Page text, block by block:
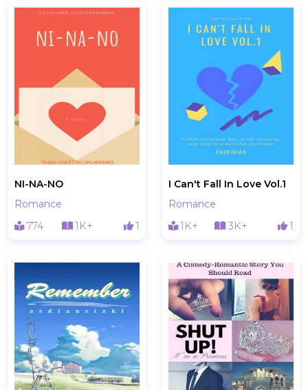
NI-NA-NO
Romance
774
1K+ 1
I Can't Fall In Love Vol.1
Romance
1K+
3K+ 1